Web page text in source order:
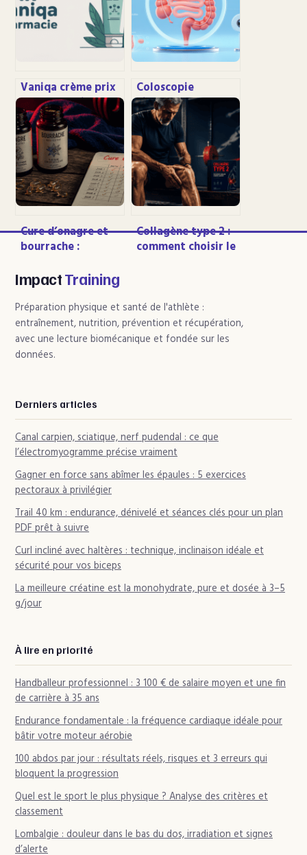
Vaniqa crème prix
en pharmacie : ce
qu’il faut vraiment
savoir
Coloscopie
virtuelle : examen,
déroulement,
fiabilité et
avantages pour
vous
Cure d’onagre et
bourrache :
sont nécessaires
pour transformer
votre peau
Collagène type 2 :
comment choisir le
ImpactTraining
Préparation physique et santé de l'athlète :
entraînement, nutrition, prévention et récupération,
avec une lecture biomécanique et fondée sur les
données.
Derniers articles
Canal carpien, sciatique, nerf pudendal : ce que
l’électromyogramme précise vraiment
Gagner en force sans abîmer les épaules : 5 exercices
pectoraux à privilégier
Trail 40 km : endurance, dénivelé et séances clés pour un plan
PDF prêt à suivre
Curl incliné avec haltères : technique, inclinaison idéale et
sécurité pour vos biceps
La meilleure créatine est la monohydrate, pure et dosée à 3–5
g/jour
À lire en priorité
Handballeur professionnel : 3 100 € de salaire moyen et une fin
de carrière à 35 ans
Endurance fondamentale : la fréquence cardiaque idéale pour
bâtir votre moteur aérobie
100 abdos par jour : résultats réels, risques et 3 erreurs qui
bloquent la progression
Quel est le sport le plus physique ? Analyse des critères et
classement
Lombalgie : douleur dans le bas du dos, irradiation et signes
d’alerte